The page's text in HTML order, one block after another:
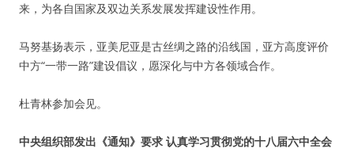
来，为各自国家及双边关系发展发挥建设性作用。
马努基扬表示，亚美尼亚是古丝绸之路的沿线国，亚方高度评价
中方“一带一路”建设倡议，愿深化与中方各领域合作。
杜青林参加会见。
中央组织部发出《通知》要求 认真学习贯彻党的十八届六中全会